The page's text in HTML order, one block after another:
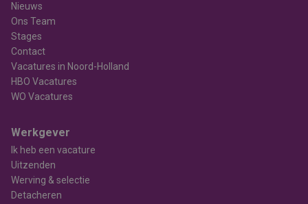
Nieuws
Ons Team
Stages
Contact
Vacatures in Noord-Holland
HBO Vacatures
WO Vacatures
Werkgever
Ik heb een vacature
Uitzenden
Werving & selectie
Detacheren